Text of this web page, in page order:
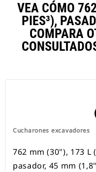
VEA CÓMO
PIES³),
COMPARA
Cucharones excavadores
762 mm (30"), 173 L
pasador, 45 mm